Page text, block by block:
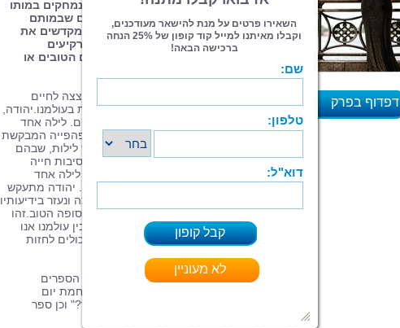
דפדוף בפרק
"אני מאמין שהאדם איננו רק איברים שנמחקים במותו
ונעלמים. לבני האדם יש נשמה ורוח חיים שבמותם
נשלחים לעולמות הנסתרים, לעולמות המקדשים את
הנשמה ומכינים אותה לעמוד למשפט ברקיעים
העליונים, כדי לתת את הדין על מעשיהם הטובים או
הסיפור, הכתוב בשפה ייחודית, מאפשר הצצה לחיים
אחרים הקיימים מעבר לנוכחות היום-יומית בעולמנו.יהודה,
עורך דין לשעבר, עובד כנהג מונית בירושלים. לילה אחד
מגיעה לתחנת המוניות גברת מסתורית ויפהפייה המבקשת
כי רק הוא יסיע אותה לביתה. לאחר מספר לילות, שבהם
מסיע יהודה את היפהפייה הוא לומד על נסיבות חייה
הקשות ונחוש לגלות עליה פרטים נוספים. לילה אחד
האישה נעלמת כאילו בלעה אותה האדמה. יהודה מתעקש
לפתוח בחקירה משלו על נסיבות היעלמותה ונעזר בידיעותיו
המשפטיות כדי לפתור את התעלומה, עד סופה הטוב.זהו
סיפור על נשמתו של האדם ויכולתה לנוע בין עולמנו אנו
לבין עולמות נסתרים, שרק מעטים בינינו יכולים לחזות
זהו ספרו השביעי של
דורון חכימי
.קדמו לו הספרים
"להתראות", "הקשר המרובע", "תחקיר מלחמת יום
הכיפורים" ו"מיהו מוחמד – נביא או מייסד?" וכן ספר